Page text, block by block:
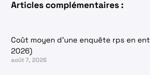
Articles complémentaires :
Coût moyen d’une enquête rps en
2026)
août 7, 2026